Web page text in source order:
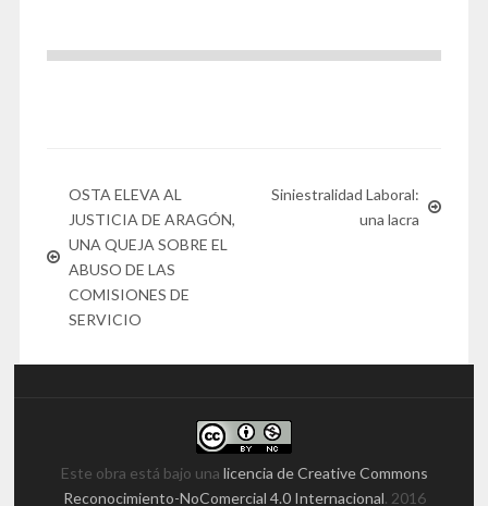
OSTA ELEVA AL
JUSTICIA DE ARAGÓN,
UNA QUEJA SOBRE EL
ABUSO DE LAS
COMISIONES DE
SERVICIO
Siniestralidad Laboral:
una lacra
Este obra está bajo una licencia de Creative Commons
Reconocimiento-NoComercial 4.0 Internacional. 2016